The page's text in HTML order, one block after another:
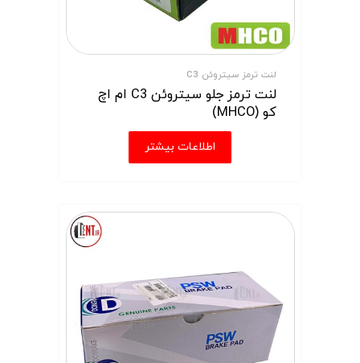
لنت ترمز سیتروئن C3
لنت ترمز جلو سیتروئن C3 ام اچ
کو (MHCO)
اطلاعات بیشتر